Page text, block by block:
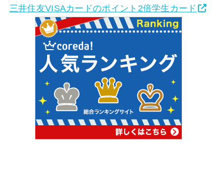
三井住友VISAカードのポイント2倍学生カード